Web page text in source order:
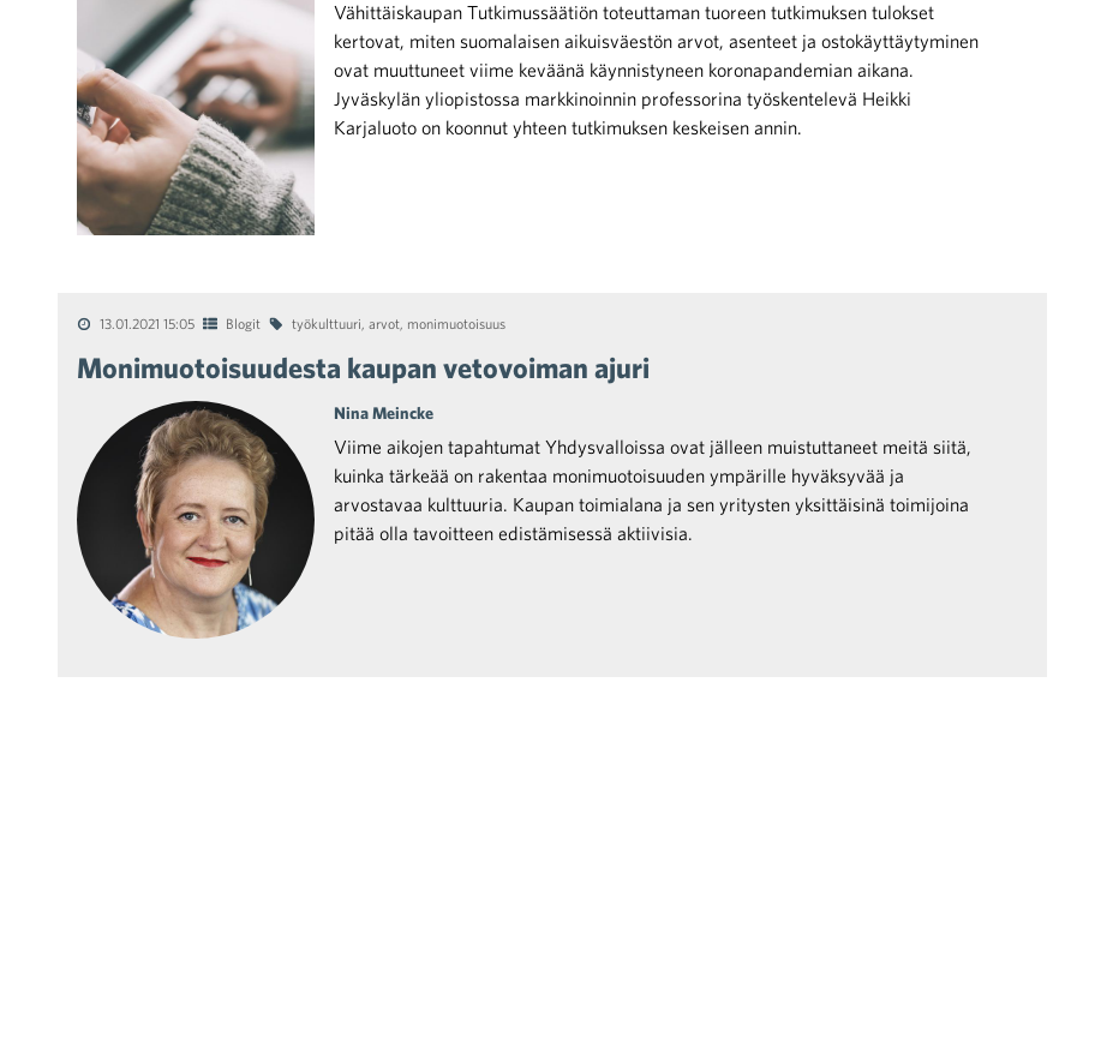
Vähittäiskaupan Tutkimussäätiön toteuttaman tuoreen tutkimuksen tulokset
kertovat, miten suomalaisen aikuisväestön arvot, asenteet ja ostokäyttäytyminen
ovat muuttuneet viime keväänä käynnistyneen koronapandemian aikana.
Jyväskylän yliopistossa markkinoinnin professorina työskentelevä Heikki
Karjaluoto on koonnut yhteen tutkimuksen keskeisen annin.
13.01.2021 15:05 Blogit työkulttuuri, arvot, monimuotoisuus
Monimuotoisuudesta kaupan vetovoiman ajuri
Nina Meincke
Viime aikojen tapahtumat Yhdysvalloissa ovat jälleen muistuttaneet meitä siitä,
kuinka tärkeää on rakentaa monimuotoisuuden ympärille hyväksyvää ja
arvostavaa kulttuuria. Kaupan toimialana ja sen yritysten yksittäisinä toimijoina
pitää olla tavoitteen edistämisessä aktiivisia.
varautuminen
kaupan alalta
Kaupan liitossa
toimintaamme